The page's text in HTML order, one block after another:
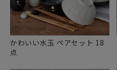
かわいい水玉 ペアセット 18
点